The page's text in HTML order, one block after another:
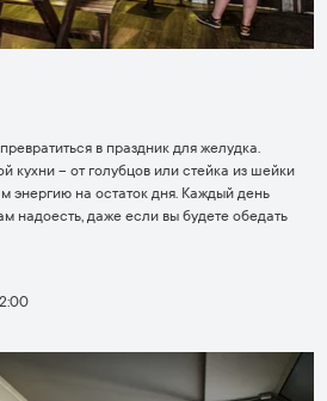
в праздник для желудка.
кухни – от голубцов или стейка из шейки
энергию на остаток дня. Каждый день
надоесть, даже если вы будете обедать